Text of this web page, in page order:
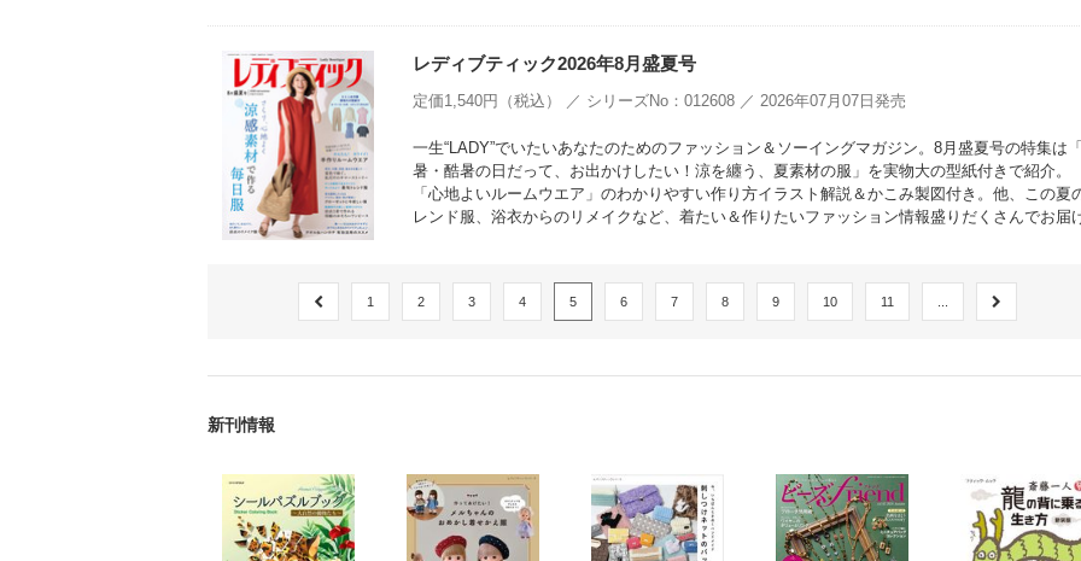
レディブティック2026年8月盛夏号
定価1,540円（税込） ／ シリーズNo：012608 ／ 2026年07月07日発売
一生“LADY”でいたいあなたのためのファッション＆ソーイングマガジン。8月盛夏号の特集は
暑・酷暑の日だって、お出かけしたい！涼を纏う、夏素材の服」を実物大の型紙付きで紹介。
「心地よいルームウエア」のわかりやすい作り方イラスト解説＆かこみ製図付き。他、この夏
レンド服、浴衣からのリメイクなど、着たい＆作りたいファッション情報盛りだくさんでお届
1 2 3 4 5 6 7 8 9 10 11
新刊情報